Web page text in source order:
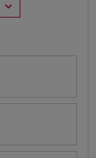
expand_more